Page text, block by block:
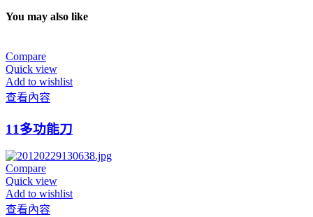
You may also like
Compare
Quick view
Add to wishlist
查看內容
11多功能刀
Compare
Quick view
Add to wishlist
查看內容